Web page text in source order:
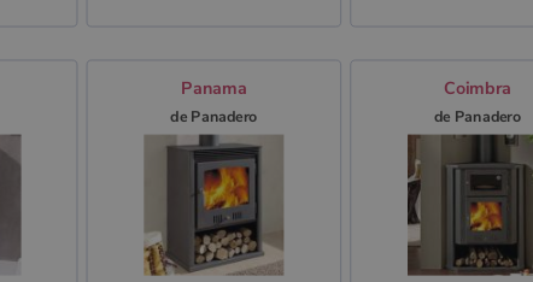
Panama
de Panadero
Coimbra
de Panadero